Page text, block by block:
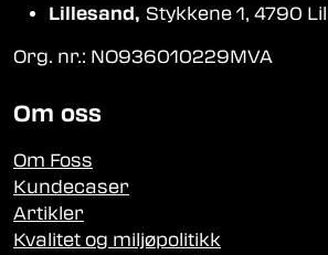
Lillesand, Stykkene 1, 4790
Org. nr.: NO936010229MVA
Om oss
Om Foss
Kundecaser
Artikler
Kvalitet og miljøpolitikk